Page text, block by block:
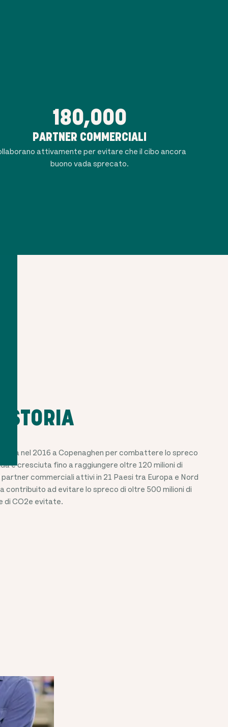
180,000
PARTNER COMMERCIALI
attivamente per evitare che il cibo ancora
buono vada sprecato.
STORIA
nel 2016 a Copenaghen per combattere lo spreco
è cresciuta fino a raggiungere oltre 120 milioni di
partner commerciali attivi in 21 Paesi tra Europa e Nord
contribuito ad evitare lo spreco di oltre 500 milioni di
di CO2e evitate.